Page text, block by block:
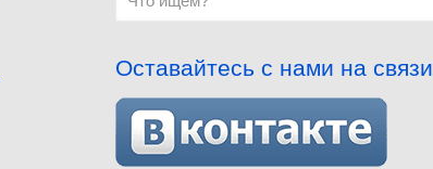
Оставайтесь с нами на связи